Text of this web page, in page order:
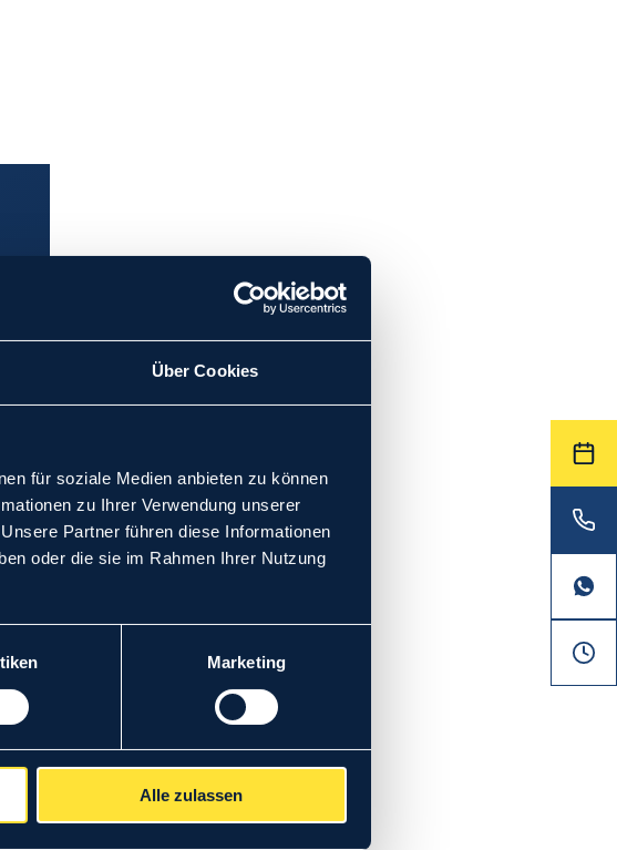
Über Cookies
für soziale Medien anbieten zu können
zu Ihrer Verwendung unserer
Partner führen diese Informationen
oder die sie im Rahmen Ihrer Nutzung
Marketing
Alle zulassen